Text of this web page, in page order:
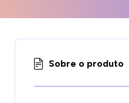
Sobre o produto